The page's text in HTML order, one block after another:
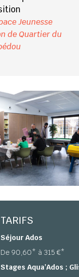
Jeunesse
de Quartier du
TARIFS
Séjour Ados
De 90,60* à 315 €*
Stages Aqua’Ados ;